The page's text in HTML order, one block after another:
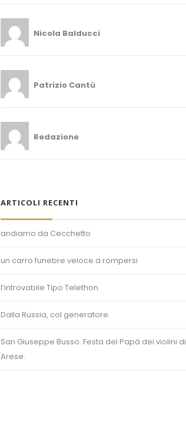
Nicola Balducci
Patrizio Cantù
Redazione
ARTICOLI RECENTI
andiamo da Cecchetto
un carro funebre veloce a rompersi
l’introvabile Tipo Telethon
Dalla Russia, col generatore.
San Giuseppe Busso. Festa del Papà dei violini di
Arese.